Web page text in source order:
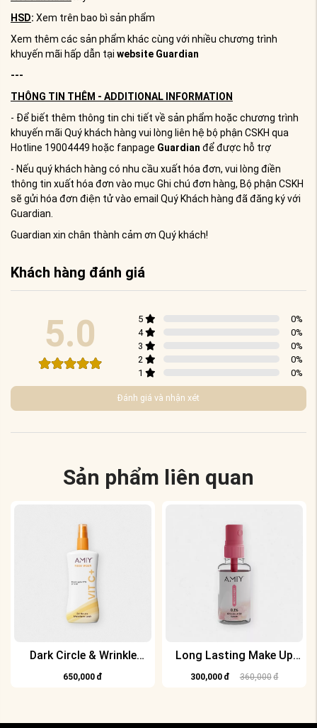
HSD: Xem trên bao bì sản phẩm
Xem thêm các sản phẩm khác cùng với nhiều chương trình
khuyến mãi hấp dẫn tại website Guardian
---
THÔNG TIN THÊM - ADDITIONAL INFORMATION
- Để biết thêm thông tin chi tiết về sản phẩm hoặc chương trình
khuyến mãi Quý khách hàng vui lòng liên hệ bộ phận CSKH qua
Hotline 19004449 hoặc fanpage Guardian để được hỗ trợ
- Nếu quý khách hàng có nhu cầu xuất hóa đơn, vui lòng điền
thông tin xuất hóa đơn vào mục Ghi chú đơn hàng, Bộ phận CSKH
sẽ gửi hóa đơn điện tử vào email Quý Khách hàng đã đăng ký với
Guardian.
Guardian xin chân thành cảm ơn Quý khách!
Khách hàng đánh giá
5.0 5 0%
4
0%
3
0%
2
0%
1
0%
Đánh giá và nhận xét
Sản phẩm liên quan
Dark Circle & Wrinkle
650,000 đ
Long Lasting Make Up
300,000 đ 360,000đ